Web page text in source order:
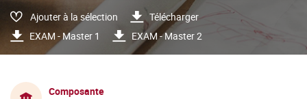
Ajouter à la sélection
Télécharger
EXAM - Master 1
EXAM - Master 2
Composante